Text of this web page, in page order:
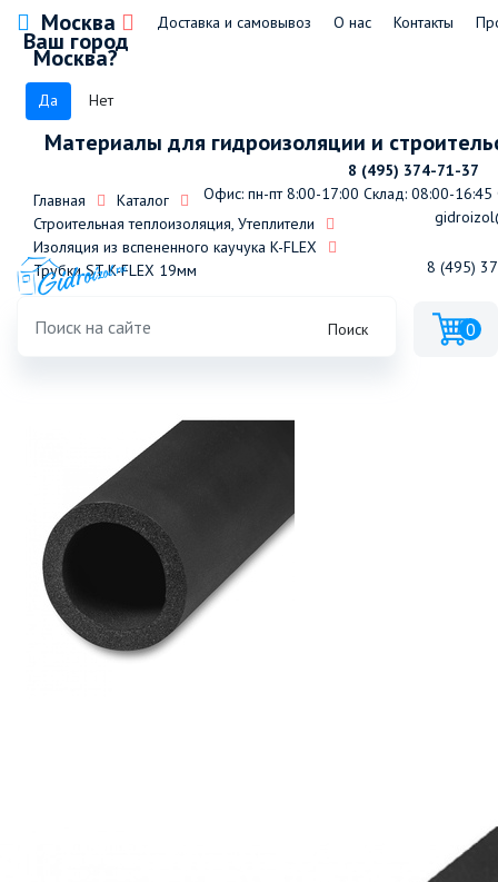
Москва
Ваш город
Москва?
Да Нет
Доставка и самовывоз О нас Контакты
Материалы для гидроизоляции и
8 (495) 374-71-37
Офис: пн-пт 8:00-17:00 Склад: 08:00-16:45
8 (495)
Поиск 0
Главная
Каталог
Строительная теплоизоляция, Утеплители
Изоляция из вспененного каучука K-FLEX
Трубки ST K-FLEX 19мм
Трубка K-FLEX 19x018-2 ST (2м)